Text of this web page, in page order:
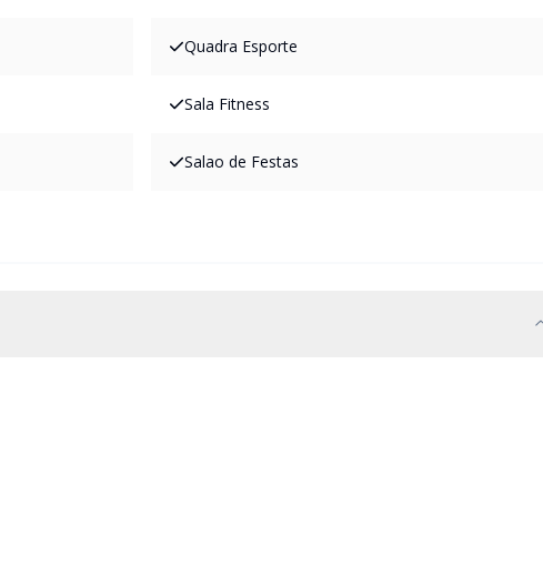
Quadra Esporte
Sala Fitness
Salao de Festas